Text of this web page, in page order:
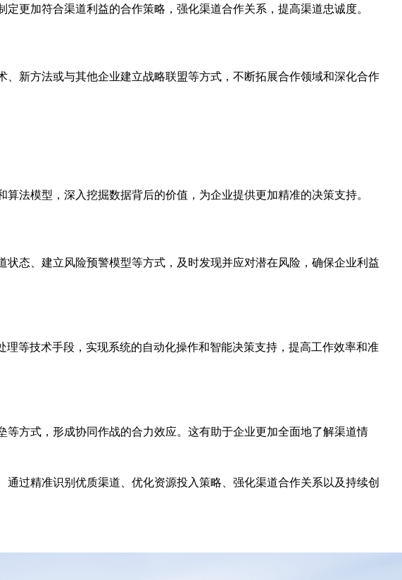
更加符合渠道利益的合作策略，强化渠道合作关系，提高渠道忠诚度。
新方法或与其他企业建立战略联盟等方式，不断拓展合作领域和深化合作
法模型，深入挖掘数据背后的价值，为企业提供更加精准的决策支持。
态、建立风险预警模型等方式，及时发现并应对潜在风险，确保企业利益
等技术手段，实现系统的自动化操作和智能决策支持，提高工作效率和准
方式，形成协同作战的合力效应。这有助于企业更加全面地了解渠道情
过精准识别优质渠道、优化资源投入策略、强化渠道合作关系以及持续创